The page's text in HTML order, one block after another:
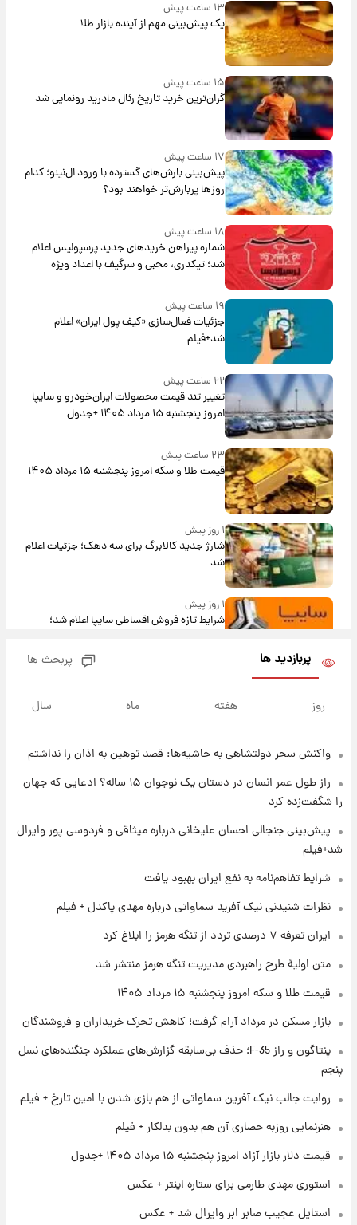
۱۳ ساعت پیش
یک پیش‌بینی مهم از آینده بازار طلا
۱۵ ساعت پیش
گران‌ترین خرید تاریخ رئال مادرید رونمایی شد
۱۷ ساعت پیش
پیش‌بینی بارش‌های گسترده با ورود ال‌نینو؛ کدام
روزها پربارش‌تر خواهند بود؟
۱۸ ساعت پیش
شماره پیراهن خریدهای جدید پرسپولیس اعلام
شد؛ تیکدری، محبی و سرگیف با اعداد ویژه
۱۹ ساعت پیش
جزئیات فعال‌سازی «کیف پول ایران» اعلام
شد+فیلم
۲۲ ساعت پیش
تغییر تند قیمت محصولات ایران‌خودرو و سایپا
امروز پنجشنبه ۱۵ مرداد ۱۴۰۵ +جدول
۲۳ ساعت پیش
قیمت طلا و سکه امروز پنجشنبه ۱۵ مرداد ۱۴۰۵
۱ روز پیش
شارژ جدید کالابرگ برای سه دهک؛ جزئیات اعلام
شد
۱ روز پیش
شرایط تازه فروش اقساطی سایپا اعلام شد؛
قیمت سکه و طلا فردا
۱ روز پیش
۱ روز پیش
۱ روز پیش
۱ روز پیش
سود مشارکت چند درصد است؟
پربازدید ها پربحث ها
روز هفته ماه سال
واکنش سحر دولتشاهی به حاشیه‌ها: قصد توهین به اذان را نداشتم
راز طول عمر انسان در دستان یک نوجوان ۱۵ ساله؟ ادعایی که جهان
را شگفت‌زده کرد
پیش‌بینی جنجالی احسان علیخانی درباره میثاقی و فردوسی پور وایرال
شد+فیلم
شرایط تفاهم‌نامه به نفع ایران بهبود یافت
نظرات شنیدنی نیک آفرید سماواتی درباره مهدی پاکدل + فیلم
ایران تعرفه ۷ درصدی تردد از تنگه هرمز را ابلاغ کرد
متن اولیۀ طرح راهبردی مدیریت تنگه هرمز منتشر شد
قیمت طلا و سکه امروز پنجشنبه ۱۵ مرداد ۱۴۰۵
بازار مسکن در مرداد آرام گرفت؛ کاهش تحرک خریداران و فروشندگان
پنتاگون و راز F-35؛ حذف بی‌سابقه گزارش‌های عملکرد جنگنده‌های نسل
پنجم
روایت جالب نیک آفرین سماواتی از هم بازی شدن با امین تارخ + فیلم
هنرنمایی روزبه حصاری آن هم بدون بدلکار + فیلم
قیمت دلار بازار آزاد امروز پنجشنبه ۱۵ مرداد ۱۴۰۵ +جدول
استوری مهدی طارمی برای ستاره اینتر + عکس
استایل عجیب صابر ابر وایرال شد + عکس